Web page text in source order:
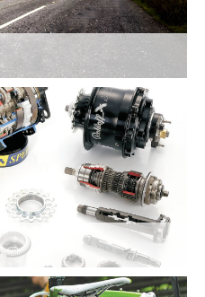
durch hochwertige
Hand in Holland gefertigt
KOGA bietet eine breite
Elektrorädern, City-Bikes,
und Rennrädern.
wurde für Profis und